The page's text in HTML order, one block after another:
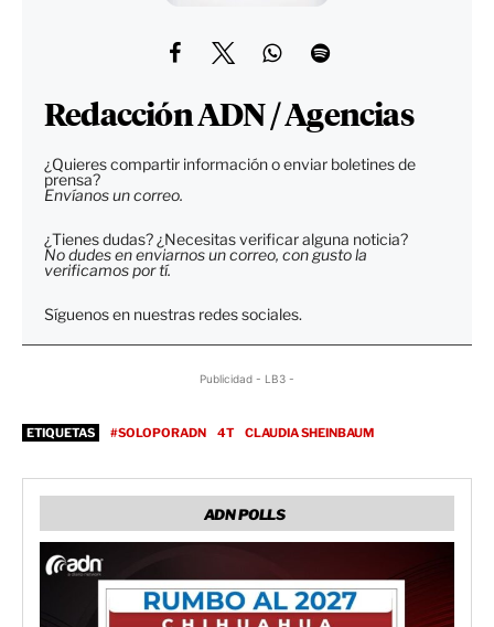
Redacción ADN / Agencias
¿Quieres compartir información o enviar boletines de
prensa?
Envíanos un correo.
¿Tienes dudas? ¿Necesitas verificar alguna noticia?
No dudes en enviarnos un correo, con gusto la
verificamos por tí.
Síguenos en nuestras redes sociales.
Publicidad - LB3 -
ETIQUETAS #SOLOPORADN 4T CLAUDIA SHEINBAUM
ADN POLLS